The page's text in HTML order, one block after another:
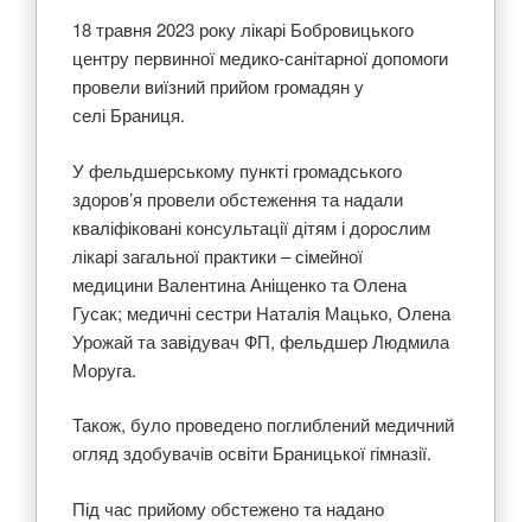
18 травня 2023 року лікарі Бобровицького
центру первинної медико-санітарної допомоги
провели виїзний прийом громадян у
селі Браниця.
У фельдшерському пункті громадського
здоров’я провели обстеження та надали
кваліфіковані консультації дітям і дорослим
лікарі загальної практики – сімейної
медицини Валентина Аніщенко та Олена
Гусак; медичні сестри Наталія Мацько, Олена
Урожай та завідувач ФП, фельдшер Людмила
Моруга.
Також, було проведено поглиблений медичний
огляд здобувачів освіти Браницької гімназії.
Під час прийому обстежено та надано